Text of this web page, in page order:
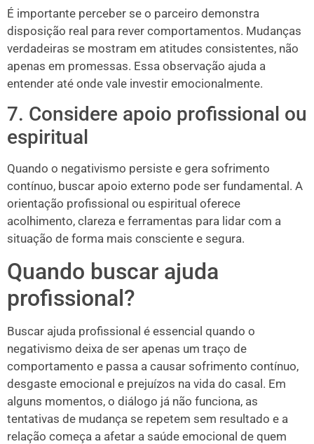
É importante perceber se o parceiro demonstra
disposição real para rever comportamentos. Mudanças
verdadeiras se mostram em atitudes consistentes, não
apenas em promessas. Essa observação ajuda a
entender até onde vale investir emocionalmente.
7. Considere apoio profissional ou
espiritual
Quando o negativismo persiste e gera sofrimento
contínuo, buscar apoio externo pode ser fundamental. A
orientação profissional ou espiritual oferece
acolhimento, clareza e ferramentas para lidar com a
situação de forma mais consciente e segura.
Quando buscar ajuda
profissional?
Buscar ajuda profissional é essencial quando o
negativismo deixa de ser apenas um traço de
comportamento e passa a causar sofrimento contínuo,
desgaste emocional e prejuízos na vida do casal. Em
alguns momentos, o diálogo já não funciona, as
tentativas de mudança se repetem sem resultado e a
relação começa a afetar a saúde emocional de quem